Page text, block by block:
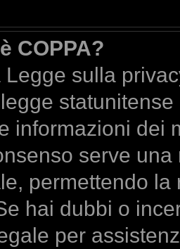
COPPA?
Legge sulla
informazioni dei
serve
permettendo
hai dubbi o
per